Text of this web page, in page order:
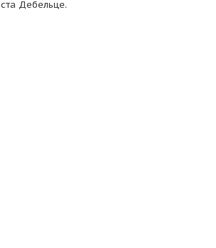
Дебельце.